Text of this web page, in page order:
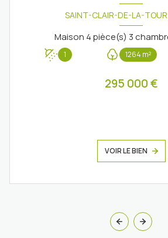
SAINT-CLAIR-DE-LA-
1 1264 m²
295 000 €
VOIR LE BIEN